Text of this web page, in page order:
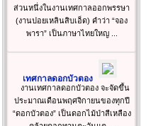
ส่วนหนึ่งในงานเทศกาลออกพรรษา
(งานปอยเหลินสิบเอ็ด) คำว่า “จอง
พารา” เป็นภาษาไทยใหญ ...
เทศกาลดอกบัวตอง
งานเทศกาลดอกบัวตอง จะจัดขึ้น
ประมาณเดือนพฤศจิกายนของทุกปี
“ดอกบัวตอง” เป็นดอกไม้ป่าสีเหลือง